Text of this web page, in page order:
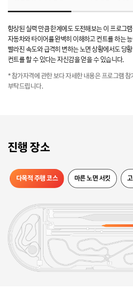
향상된 실력 만큼 한계에도 도전해보는 이 프로그
자동차와 타이어를 완벽히 이해하고 컨트롤 하는
빨라진 속도와 급격히 변하는 노면 상황에서도 당
컨트롤 할 수 있다는 자신감을 얻을 수 있습니다.
* 참가자격에 관한 보다 자세한 내용은 프로그램 참
부탁드립니다.
장소
진행 장소
다목적 주행 코스 마른 노면 서킷